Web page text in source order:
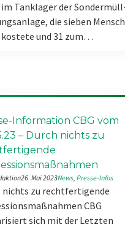
Tanklager der
die sieben
kostete und 31 zum…
Information CBG vom
– Durch nichts zu
26. Mai 2023News, Presse-Infos
nichts zu rechtfertigende
CBG
sich mit der Letzten